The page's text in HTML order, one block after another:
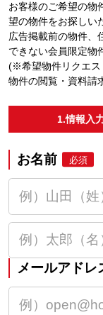
お客様のご希望の物
望の物件をお探しい
広告掲載前の物件、
できない会員限定物
(※希望物件リクエス
物件の閲覧・資料請
1.情報入
お名前 必須
メールアドレ